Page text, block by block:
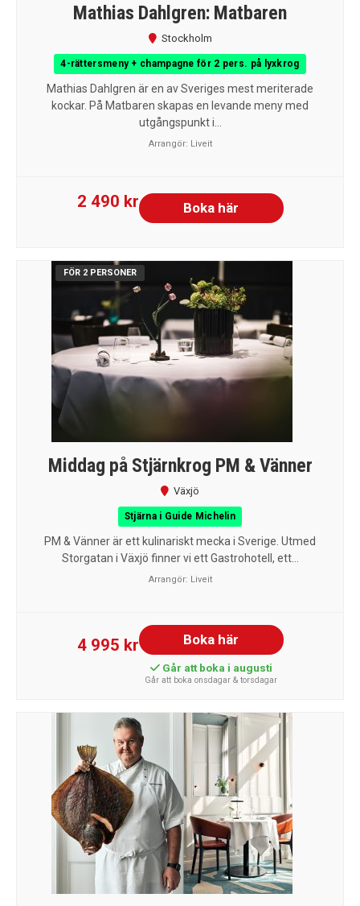
Mathias Dahlgren: Matbaren
Stockholm
4-rättersmeny + champagne för 2 pers. på lyxkrog
Mathias Dahlgren är en av Sveriges mest meriterade
kockar. På Matbaren skapas en levande meny med
utgångspunkt i...
Arrangör: Liveit
2 490 kr Boka här
FÖR 2 PERSONER
Middag på Stjärnkrog PM & Vänner
Växjö
Stjärna i Guide Michelin
PM & Vänner är ett kulinariskt mecka i Sverige. Utmed
Storgatan i Växjö finner vi ett Gastrohotell, ett...
Arrangör: Liveit
4 995 kr Boka här
Går att boka i augusti
Går att boka onsdagar & torsdagar